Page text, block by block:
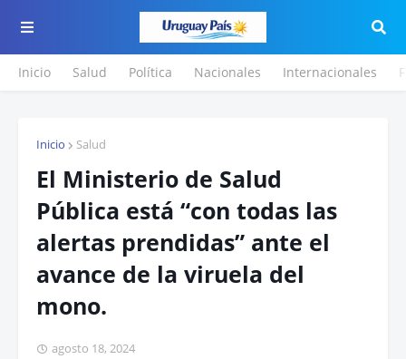
Inicio Salud Política Nacionales Internacionales
Inicio Salud
El Ministerio de Salud
Pública está “con todas las
alertas prendidas” ante el
avance de la viruela del
mono.
agosto 18, 2024